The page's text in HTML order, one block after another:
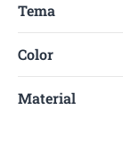
Tema
Color
Material